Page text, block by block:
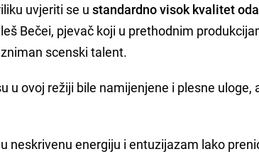
uvjeriti se ustandardno visok kvalitet
Bečei, pjevač koji u prethodnim
scenski talent.
u ovoj režiji bile namijenjene i plesne uloge,
neskrivenu energiju i entuzijazam lako